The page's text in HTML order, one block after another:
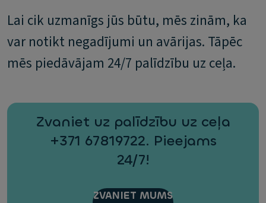
Lai cik uzmanīgs jūs būtu, mēs zinām, ka
var notikt negadījumi un avārijas. Tāpēc
mēs piedāvājam 24/7 palīdzību uz ceļa.
Zvaniet uz palīdzību uz ceļa
+371 67819722. Pieejams
24/7!
ZVANIET MUMS